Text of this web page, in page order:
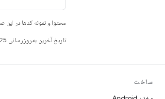
محتوا و نمونه کدها در
تاریخ آخرین به‌روزرسانی 2025-12-04 به‌وقت ساعت هماهنگ جهانی.
ساخت